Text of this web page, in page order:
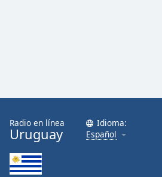
Radio en línea
Uruguay
Idioma:
Español